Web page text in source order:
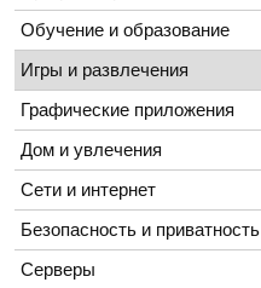
Обучение и образование
Игры и развлечения
Графические приложения
Дом и увлечения
Сети и интернет
Безопасность и приватность
Серверы